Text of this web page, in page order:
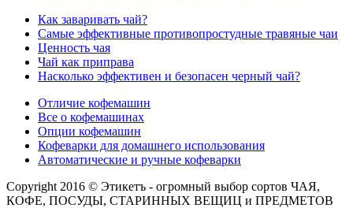
Как заваривать чай?
Самые эффективные противопростудные травяные чаи
Ценность чая
Чай как приправа
Насколько эффективен и безопасен черный чай?
Отличие кофемашин
Все о кофемашинах
Опции кофемашин
Кофеварки для домашнего использования
Автоматические и ручные кофеварки
Copyright 2016 © Этикетъ - огромный выбор сортов ЧАЯ,
КОФЕ, ПОСУДЫ, СТАРИННЫХ ВЕЩИЦ и ПРЕДМЕТОВ